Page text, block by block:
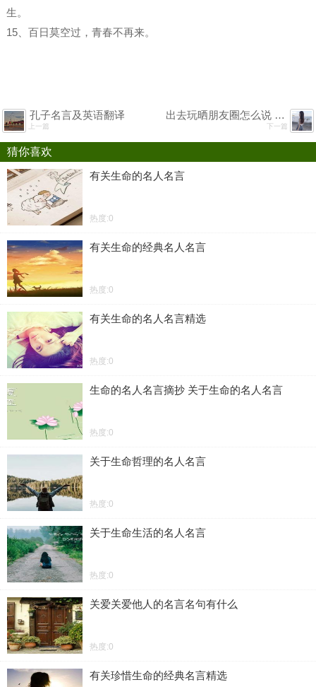
生。
15、百日莫空过，青春不再来。
孔子名言及英语翻译
上一篇
出去玩晒朋友圈怎么说 适合一个人旅行的朋友圈说说
下一篇
猜你喜欢
有关生命的名人名言
热度:0
有关生命的经典名人名言
热度:0
有关生命的名人名言精选
热度:0
生命的名人名言摘抄 关于生命的名人名言
热度:0
关于生命哲理的名人名言
热度:0
关于生命生活的名人名言
热度:0
关爱关爱他人的名言名句有什么
热度:0
有关珍惜生命的经典名言精选